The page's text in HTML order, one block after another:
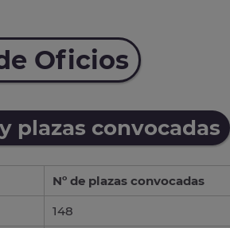
Oficios
plazas convocadas
Nº de plazas convocadas
148